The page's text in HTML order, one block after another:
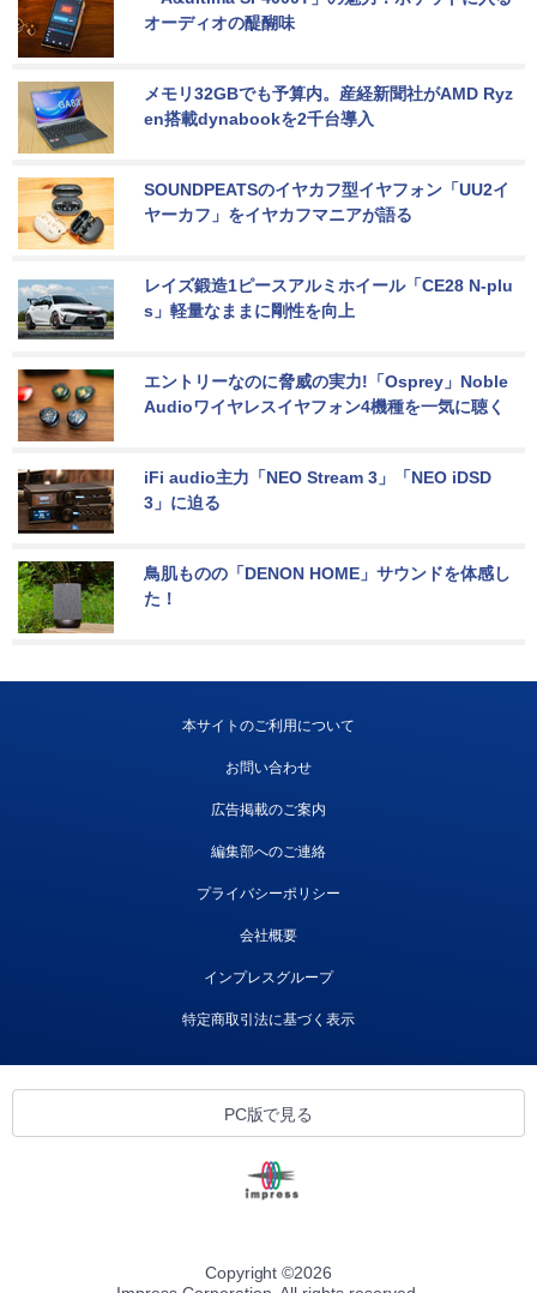
オーディオの醍醐味
メモリ32GBでも予算内。産経新聞社がAMD Ryz
en搭載dynabookを2千台導入
SOUNDPEATSのイヤカフ型イヤフォン「UU2イ
ヤーカフ」をイヤカフマニアが語る
レイズ鍛造1ピースアルミホイール「CE28 N-plu
s」軽量なままに剛性を向上
エントリーなのに脅威の実力!「Osprey」Noble
Audioワイヤレスイヤフォン4機種を一気に聴く
iFi audio主力「NEO Stream 3」「NEO iDSD
3」に迫る
鳥肌ものの「DENON HOME」サウンドを体感し
た！
本サイトのご利用について
お問い合わせ
広告掲載のご案内
編集部へのご連絡
プライバシーポリシー
会社概要
インプレスグループ
特定商取引法に基づく表示
PC版で見る
Copyright ©2026